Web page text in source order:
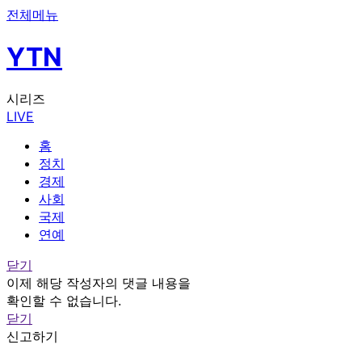
전체메뉴
YTN
시리즈
LIVE
홈
정치
경제
사회
국제
연예
닫기
이제 해당 작성자의 댓글 내용을
확인할 수 없습니다.
닫기
신고하기